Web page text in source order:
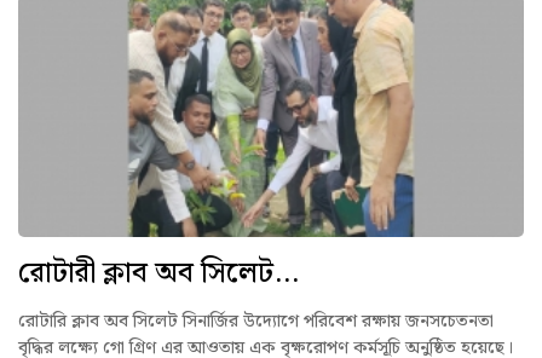
রোটারী ক্লাব অব সিলেট...
রোটারি ক্লাব অব সিলেট সিনার্জির উদ্যোগে পরিবেশ রক্ষায় জনসচেতনতা
বৃদ্ধির লক্ষ্যে গো গ্রিণ এর আওতায় এক বৃক্ষরোপণ কর্মসূচি অনুষ্ঠিত হয়েছে।